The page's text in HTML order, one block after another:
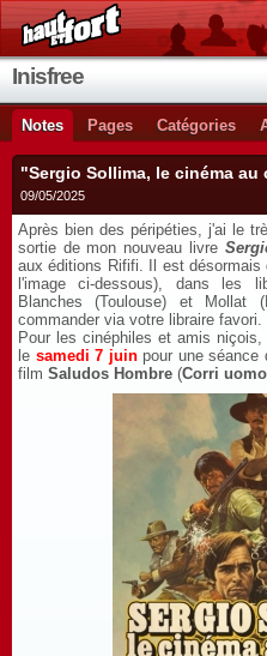
Inisfree
Notes Pages Catégories
"Sergio Sollima, le cinéma
09/05/2025
Après bien des péripéties, j'ai le
sortie de mon nouveau livre
aux éditions Rififi. Il est
l'image ci-dessous), dans les
Blanches (Toulouse) et Mollat
commander via votre libraire favori.
Pour les cinéphiles et amis
le samedi 7 juinpour une séance
film Saludos Hombre (Corri